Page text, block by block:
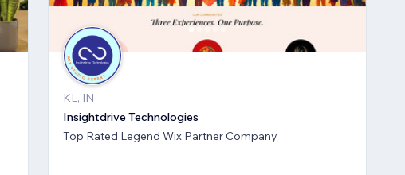
KL, IN
Insightdrive Technologies
Top Rated Legend Wix Partner Company